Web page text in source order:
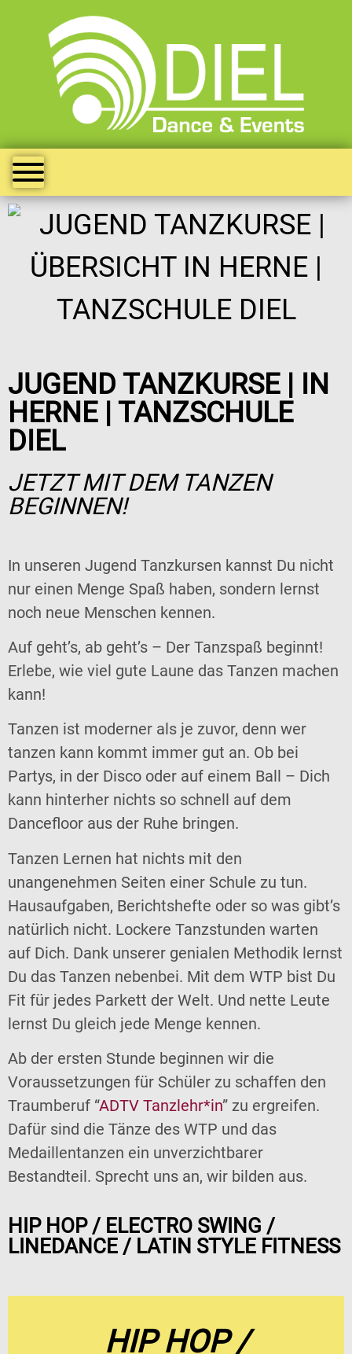
JUGEND TANZKURSE | IN
HERNE | TANZSCHULE
DIEL
JETZT MIT DEM TANZEN
BEGINNEN!
In unseren Jugend Tanzkursen kannst Du nicht
nur einen Menge Spaß haben, sondern lernst
noch neue Menschen kennen.
Auf geht’s, ab geht’s – Der Tanzspaß beginnt!
Erlebe, wie viel gute Laune das Tanzen machen
kann!
Tanzen ist moderner als je zuvor, denn wer
tanzen kann kommt immer gut an. Ob bei
Partys, in der Disco oder auf einem Ball – Dich
kann hinterher nichts so schnell auf dem
Dancefloor aus der Ruhe bringen.
Tanzen Lernen hat nichts mit den
unangenehmen Seiten einer Schule zu tun.
Hausaufgaben, Berichtshefte oder so was gibt’s
natürlich nicht. Lockere Tanzstunden warten
auf Dich. Dank unserer genialen Methodik lernst
Du das Tanzen nebenbei. Mit dem WTP bist Du
Fit für jedes Parkett der Welt. Und nette Leute
lernst Du gleich jede Menge kennen.
Ab der ersten Stunde beginnen wir die
Voraussetzungen für Schüler zu schaffen den
Traumberuf “ADTV Tanzlehr*in” zu ergreifen.
Dafür sind die Tänze des WTP und das
Medaillentanzen ein unverzichtbarer
Bestandteil. Sprecht uns an, wir bilden aus.
HIP HOP / ELECTRO SWING /
LINEDANCE / LATIN STYLE FITNESS
HIP HOP /